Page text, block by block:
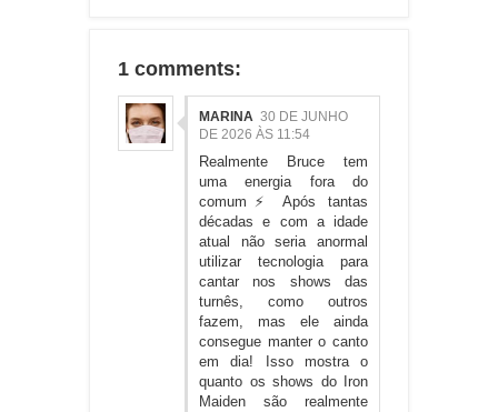
1 comments:
MARINA 30 DE JUNHO
DE 2026 ÀS 11:54
Realmente Bruce tem
uma energia fora do
comum⚡ Após tantas
décadas e com a idade
atual não seria anormal
utilizar tecnologia para
cantar nos shows das
turnês, como outros
fazem, mas ele ainda
consegue manter o canto
em dia! Isso mostra o
quanto os shows do Iron
Maiden são realmente